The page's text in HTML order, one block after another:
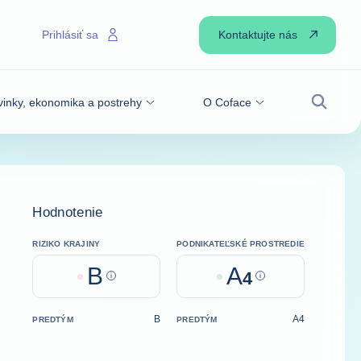
ekonomika a postrehy O Coface
Prihlásiť sa Kontaktujte nás
Hodnotenie
RIZIKO KRAJINY
B Help
PODNIKATEĽSKÉ PROSTREDIE
A4 Help
PREDTÝM B PREDTÝM A4